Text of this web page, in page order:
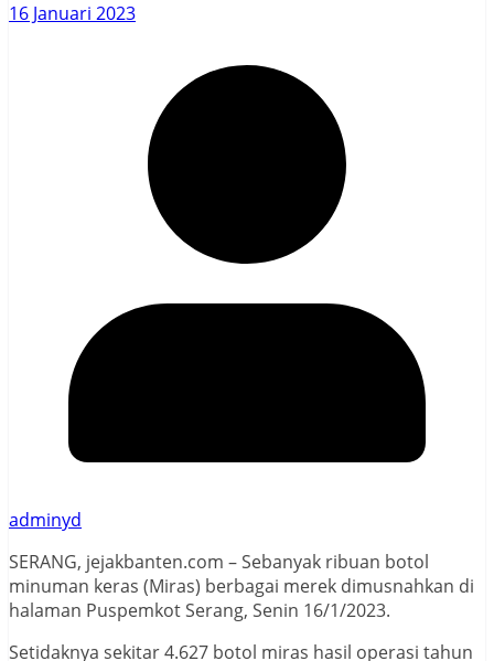
16 Januari 2023
adminyd
SERANG, jejakbanten.com – Sebanyak ribuan botol
minuman keras (Miras) berbagai merek dimusnahkan di
halaman Puspemkot Serang, Senin 16/1/2023.
Setidaknya sekitar 4.627 botol miras hasil operasi tahun